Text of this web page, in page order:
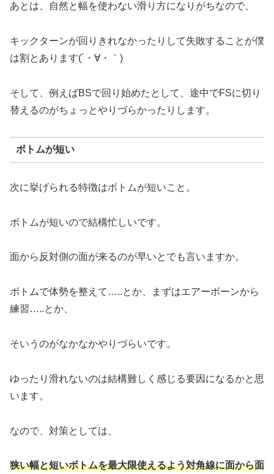
あとは、自然と幅を使わない滑り方になりがちなので、
キックターンが回りきれなかったりして失敗することが僕
は割とあります(´・∀・｀)
そして、例えばBSで回り始めたとして、途中でFSに切り
替えるのがちょっとやりづらかったりします。
ボトムが短い
次に挙げられる特徴はボトムが短いこと。
ボトムが短いので結構忙しいです。
面から反対側の面が来るのが早いとでも言いますか。
ボトムで体勢を整えて…..とか、まずはエアーボーンから
練習…..とか、
そいうのがなかなかやりづらいです。
ゆったり滑れないのは結構難しく感じる要因になるかと思
います。
なので、対策としては、
狭い幅と短いボトムを最大限使えるよう対角線に面から面